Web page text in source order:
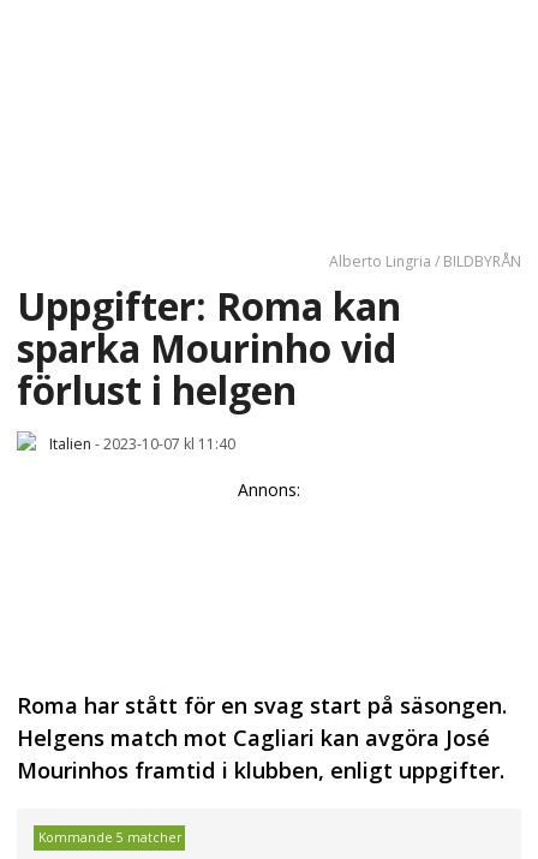
Alberto Lingria / BILDBYRÅN
Uppgifter: Roma kan
sparka Mourinho vid
förlust i helgen
Italien -2023-10-07 kl 11:40
Annons:
Roma har stått för en svag start på säsongen.
Helgens match mot Cagliari kan avgöra José
Mourinhos framtid i klubben, enligt uppgifter.
Kommande 5 matcher